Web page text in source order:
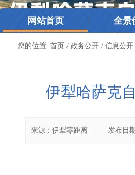
网站首页 全景
您的位置: 首页 / 政务公开 / 信息公开
伊犁哈萨克
来源： 伊犁零距离 发布日